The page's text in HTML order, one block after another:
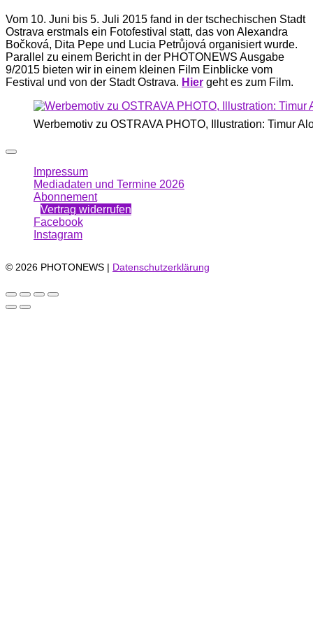
Vom 10. Juni bis 5. Juli 2015 fand in der tschechischen Stadt
Ostrava erstmals ein Fotofestival statt, das von Alexandra
Bočková, Dita Pepe und Lucia Petrůjová organisiert wurde.
Parallel zu einem Bericht in der PHOTONEWS Ausgabe
9/2015 bieten wir in einem kleinen Film Einblicke vom
Festival und von der Stadt Ostrava. Hier geht es zum Film.
Werbemotiv zu OSTRAVA PHOTO, Illustration: Timur
Impressum
Mediadaten und Termine 2026
Abonnement
Vertrag widerrufen
Facebook
Instagram
© 2026 PHOTONEWS | Datenschutzerklärung